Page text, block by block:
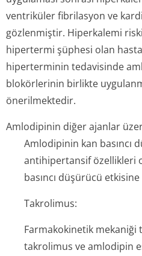
ventriküler fibrilasyon ve
gözlenmiştir. Hiperkalemi
hipertermi şüphesi olan
hiperterminin tedavisinde
blokörlerinin birlikte
önerilmektedir.
Amlodipinin diğer ajanlar
Amlodipinin kan basıncı
antihipertansif özellikleri
basıncı düşürücü etkisine
Takrolimus:
Farmakokinetik
takrolimus ve amlodipin